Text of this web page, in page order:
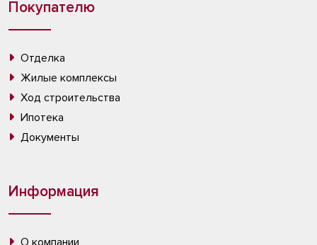
Покупателю
Отделка
Жилые комплексы
Ход строительства
Ипотека
Документы
Информация
О компании